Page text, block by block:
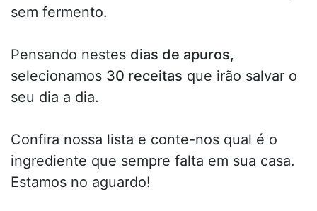
sem fermento.
Pensando nestes dias de apuros,
selecionamos 30 receitas que irão salvar o
seu dia a dia.
Confira nossa lista e conte-nos qual é o
ingrediente que sempre falta em sua casa.
Estamos no aguardo!